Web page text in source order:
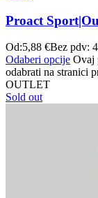
Proact
Od:5,88 €Bez pdv:
Odaberi opcije Ovaj
odabrati na stranici
OUTLET
Sold out